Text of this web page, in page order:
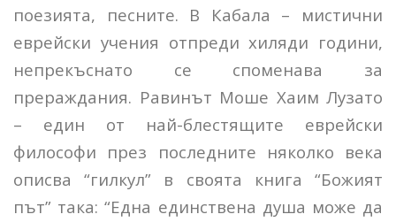
поезията, песните. В Кабала – мистични
еврейски учения отпреди хиляди години,
непрекъснато се споменава за
прераждания. Равинът Моше Хаим Лузато
– един от най-блестящите еврейски
философи през последните няколко века
описва “гилкул” в своята книга “Божият
път” така: “Една единствена душа може да